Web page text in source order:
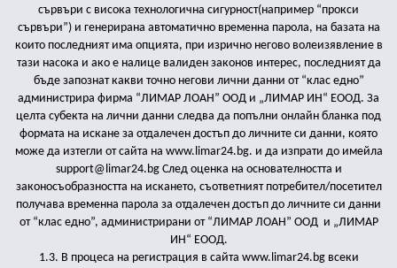
сървъри с висока технологична сигурност(например “прокси
сървъри”) и генерирана автоматично временна парола, на базата на
които последният има опцията, при изрично негово волеизявление в
тази насока и ако е налице валиден законов интерес, последният да
бъде запознат какви точно негови лични данни от “клас едно”
администрира фирма “ЛИМАР ЛОАН” ООД и „ЛИМАР ИН“ ЕООД. За
целта субекта на лични данни следва да попълни онлайн бланка под
формата на искане за отдалечен достъп до личните си данни, която
може да изтегли от сайта на www.limar24.bg. и да изпрати до имейла
support@limar24.bgСлед оценка на основателността и
законосъобразността на искането, съответният потребител/посетител
получава временна парола за отдалечен достъп до личните си данни
от “клас едно”, администрирани от “ЛИМАР ЛОАН” ООД и „ЛИМАР
ИН“ ЕООД.
1.3. В процеса на регистрация в сайта www.limar24.bg всеки